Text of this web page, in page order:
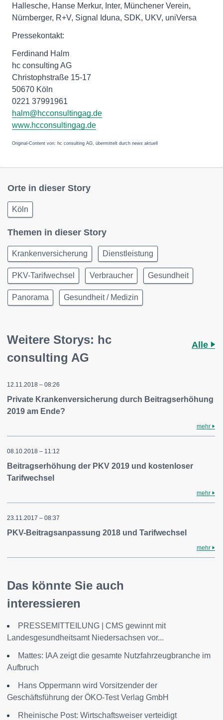
Hallesche, Hanse Merkur, Inter, Münchener Verein,
Nürnberger, R+V, Signal Iduna, SDK, UKV, uniVersa
Pressekontakt:
Ferdinand Halm
hc consulting AG
Christophstraße 15-17
50670 Köln
0221 37991961
halm@hcconsultingag.de
www.hcconsultingag.de
Original-Content von: hc consulting AG, übermittelt durch news aktuell
Orte in dieser Story
Köln
Themen in dieser Story
Krankenversicherung Dienstleistung
PKV-Tarifwechsel Verbraucher Gesundheit
Panorama Gesundheit / Medizin
Weitere Storys: hc
consulting AG
Alle
12.11.2018 – 08:26
Private Krankenversicherung durch Beitragserhöhung
2019 am Ende?
mehr
08.10.2018 – 11:12
Beitragserhöhung der PKV 2019 und kostenloser
Tarifwechsel
mehr
23.11.2017 – 08:37
PKV-Beitragsanpassung 2018 und Tarifwechsel
mehr
Das könnte Sie auch
interessieren
PRESSEMITTEILUNG | CMS gewinnt mit
Landesgesundheitsamt Niedersachsen vor...
Mattes: IAA zeigt die gesamte Nutzfahrzeugbranche im
Aufbruch
Hans Oppermann wird Vorsitzender der
Geschäftsführung der ÖKO-Test Verlag GmbH
Rheinische Post: Wirtschaftsweiser verteidigt